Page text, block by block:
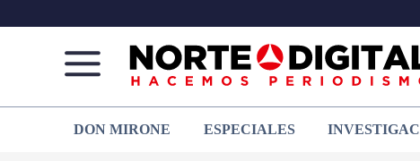
de
que
DON MIRONE ESPECIALES